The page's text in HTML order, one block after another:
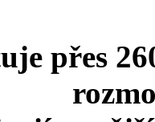
přes